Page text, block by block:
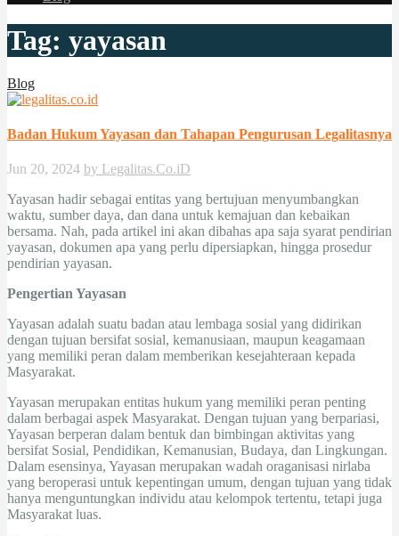
Tag: yayasan
Blog
Badan Hukum Yayasan dan Tahapan Pengurusan Legalitasnya
Jun 20, 2024 by Legalitas.Co.iD
Yayasan hadir sebagai entitas yang bertujuan menyumbangkan
waktu, sumber daya, dan dana untuk kemajuan dan kebaikan
bersama. Nah, pada artikel ini akan dibahas apa saja syarat pendirian
yayasan, dokumen apa yang perlu dipersiapkan, hingga prosedur
pendirian yayasan.
Pengertian Yayasan
Yayasan adalah suatu badan atau lembaga sosial yang didirikan
dengan tujuan bersifat sosial, kemanusiaan, maupun keagamaan
yang memiliki peran dalam memberikan kesejahteraan kepada
Masyarakat.
Yayasan merupakan entitas hukum yang memiliki peran penting
dalam berbagai aspek Masyarakat. Dengan tujuan yang berpariasi,
Yayasan berperan dalam bentuk dan bimbingan aktivitas yang
bersifat Sosial, Pendidikan, Kemanusian, Budaya, dan Lingkungan.
Dalam esensinya, Yayasan merupakan wadah oraganisasi nirlaba
yang beroperasi untuk kepentingan umum, dengan tujuan yang tidak
hanya menguntungkan individu atau kelompok tertentu, tetapi juga
Masyarakat luas.